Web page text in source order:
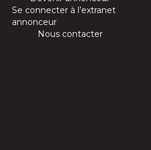
Se connecter à l’extranet
annonceur
Nous contacter